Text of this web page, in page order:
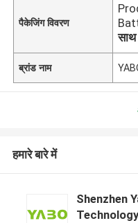
पैकेजिंग विवरण
ब्रांड नाम
हमारे बारे में
Shenzhen
Technology